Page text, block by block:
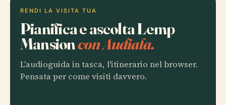
RENDI LA VISITA TUA
Pianifica e ascolta Lemp
Mansioncon Audiala.
L'audioguida in tasca, l'itinerario nel browser.
Pensata per come visiti davvero.